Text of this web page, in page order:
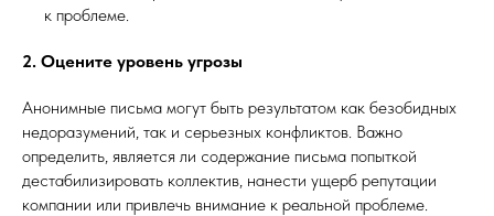
к проблеме.
2. Оцените уровень угрозы
Анонимные письма могут быть результатом как безобидных
недоразумений, так и серьезных конфликтов. Важно
определить, является ли содержание письма попыткой
дестабилизировать коллектив, нанести ущерб репутации
компании или привлечь внимание к реальной проблеме.